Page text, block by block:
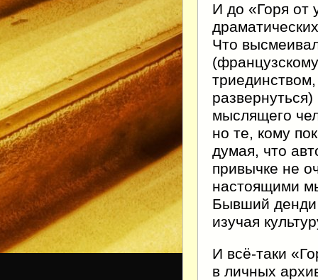
И до «Горя от
Что
мыслящего
но те, кому
думая, что
привычке не
настоящими
Бывший денди
изучая
И всё-таки
в личных